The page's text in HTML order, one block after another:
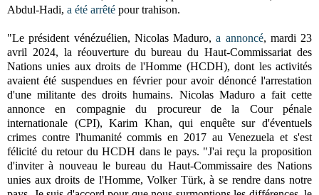
Abdul-Hadi, a été arrêté pour trahison.
"Le président vénézuélien, Nicolas Maduro,a annoncé, mardi 23
avril 2024, la réouverture du bureau du Haut-Commissariat des
Nations unies aux droits de l'Homme (HCDH), dont les activités
avaient été suspendues en février pour avoir dénoncé l'arrestation
d'une militante des droits humains. Nicolas Maduro a fait cette
annonce en compagnie du procureur de la Cour pénale
internationale (CPI), Karim Khan, qui enquête sur d'éventuels
crimes contre l'humanité commis en 2017 au Venezuela et s'est
félicité du retour du HCDH dans le pays. "J'ai reçu la proposition
d'inviter à nouveau le bureau du Haut-Commissaire des Nations
unies aux droits de l'Homme, Volker Türk, à se rendre dans notre